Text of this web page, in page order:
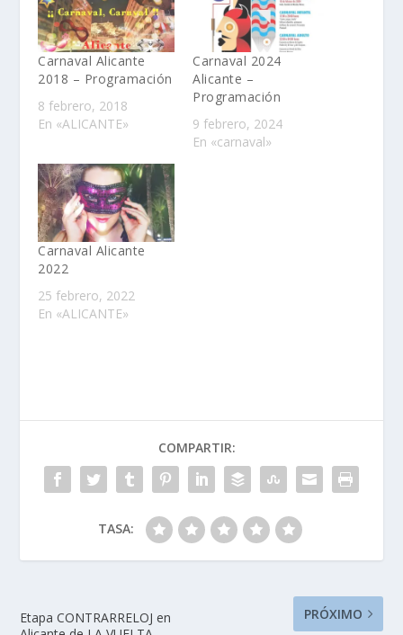
Carnaval Alicante
2018 – Programación
8 febrero, 2018
En «ALICANTE»
Carnaval 2024
Alicante –
Programación
9 febrero, 2024
En «carnaval»
Carnaval Alicante
2022
25 febrero, 2022
En «ALICANTE»
COMPARTIR:
TASA:
Etapa CONTRARRELOJ en
PRÓXIMO